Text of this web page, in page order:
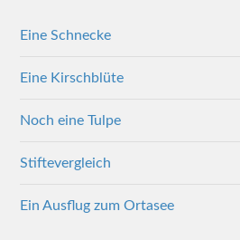
Eine Schnecke
Eine Kirschblüte
Noch eine Tulpe
Stiftevergleich
Ein Ausflug zum Ortasee